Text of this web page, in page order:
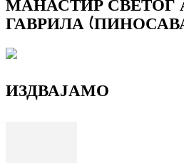
ГАВРИЛА
ИЗДВАЈАМО